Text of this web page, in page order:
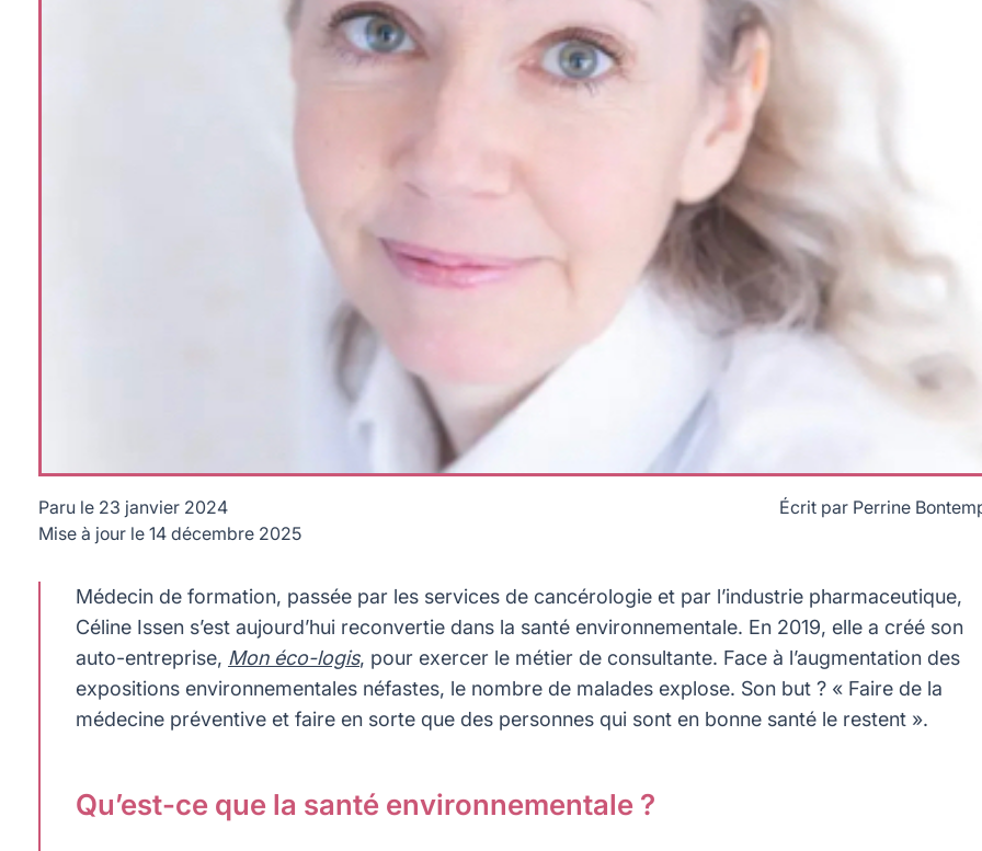
Paru le 23 janvier 2024
Mise à jour le 14 décembre 2025
Écrit par Perrine
Médecin de formation, passée par les services de cancérologie et par l’industrie pharmaceutique,
Céline Issen s’est aujourd’hui reconvertie dans la santé environnementale. En 2019, elle a créé son
auto-entreprise, Mon éco-logis, pour exercer le métier de consultante. Face à l’augmentation des
expositions environnementales néfastes, le nombre de malades explose. Son but ? « Faire de la
médecine préventive et faire en sorte que des personnes qui sont en bonne santé le restent ».
Qu’est-ce que la santé environnementale ?